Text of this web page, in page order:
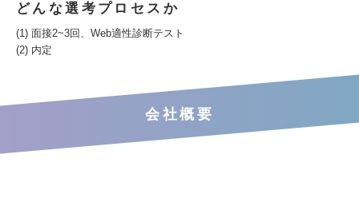
どんな選考プロセスか
(1) 面接2~3回、Web適性診断テスト
(2) 内定
会社概要